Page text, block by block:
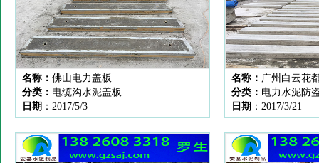
名称： 佛山电力盖板
分类： 电缆沟水泥盖板
日期 ：2017/5/3
名称： 广州白云花
分类： 电力水泥防
日期 ：2017/3/21